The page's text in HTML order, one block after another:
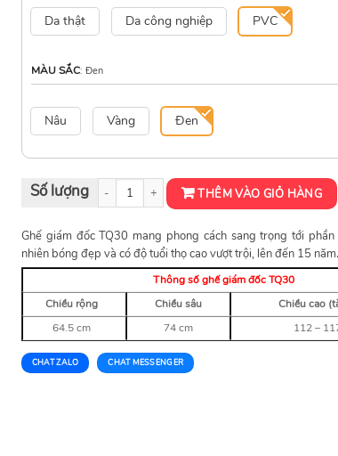
Da thật Da công nghiệp PVC
MÀU SẮC: Đen
Nâu Vàng Đen
Ghế giám đốc TQ30 số lượng THÊM VÀO GIỎ HÀNG
Ghế giám đốc TQ30 mang phong cách sang trọng tới
nhiên bóng đẹp và có độ tuổi thọ cao vượt trội, lên đến 15 năm.
Thông số ghế giám đốc TQ30
Chiều rộng
Chiều sâu
Chiều cao
64.5 cm
74 cm 112 –
CHAT ZALO CHAT MESSENGER